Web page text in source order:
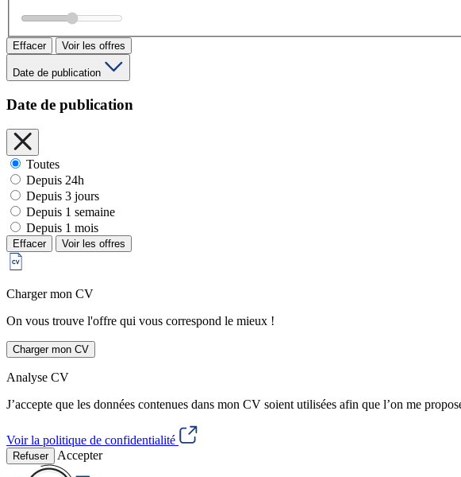
Effacer Voir les offres
Date de publication
Date de publication
Toutes
Depuis 24h
Depuis 3 jours
Depuis 1 semaine
Depuis 1 mois
Effacer Voir les offres
Charger mon CV
On vous trouve l'offre qui vous correspond le mieux !
Charger mon CV
Analyse CV
J’accepte que les données contenues dans mon CV soient utilisées afin que l’on me
Voir la politique de confidentialité
Refuser Accepter